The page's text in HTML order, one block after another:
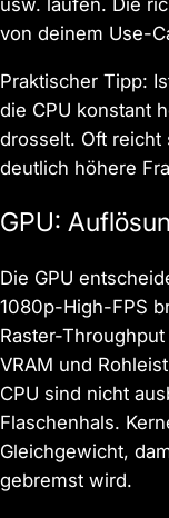
usw. laufen. Die
von deinem Use-
Praktischer Tipp:
die CPU konstant
drosselt. Oft reicht
deutlich höhere
GPU:
Die GPU
1080p-High-FPS
Raster-
VRAM und
CPU sind nicht
Flaschenhals.
Gleichgewicht,
gebremst wird.